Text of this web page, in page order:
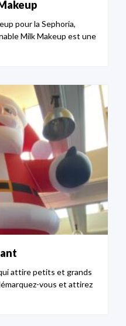
pour la Sephoria,
Milk Makeup est une
attire petits et grands
vous et attirez